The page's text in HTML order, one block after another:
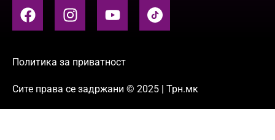
Политика за приватност
Сите права се задржани © 2025 | Трн.мк